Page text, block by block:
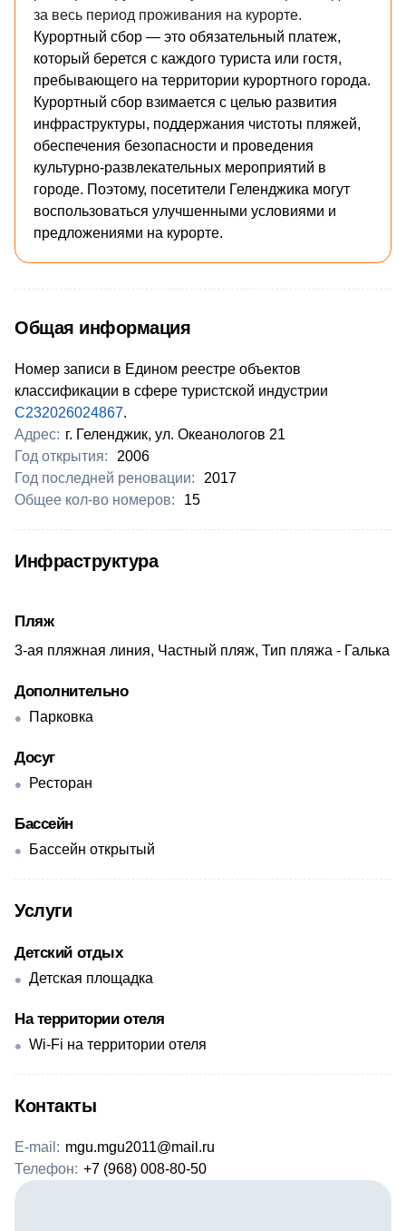
за весь период проживания на курорте.
Курортный сбор — это обязательный платеж,
который берется с каждого туриста или гостя,
пребывающего на территории курортного города.
Курортный сбор взимается с целью развития
инфраструктуры, поддержания чистоты пляжей,
обеспечения безопасности и проведения
культурно-развлекательных мероприятий в
городе. Поэтому, посетители Геленджика могут
воспользоваться улучшенными условиями и
предложениями на курорте.
Общая информация
Номер записи в Едином реестре объектов
классификации в сфере туристской индустрии
С232026024867.
Адрес: г. Геленджик, ул. Океанологов 21
Год открытия:
2006
Год последней реновации:
2017
Общее кол-во номеров:
15
Инфраструктура
Пляж
3-ая пляжная линия, Частный пляж, Тип пляжа - Галька
Дополнительно
Парковка
Досуг
Ресторан
Бассейн
Бассейн открытый
Услуги
Детский отдых
Детская площадка
На территории отеля
Wi-Fi на территории отеля
Контакты
E-mail: mgu.mgu2011@mail.ru
Телефон: +7 (968) 008-80-50